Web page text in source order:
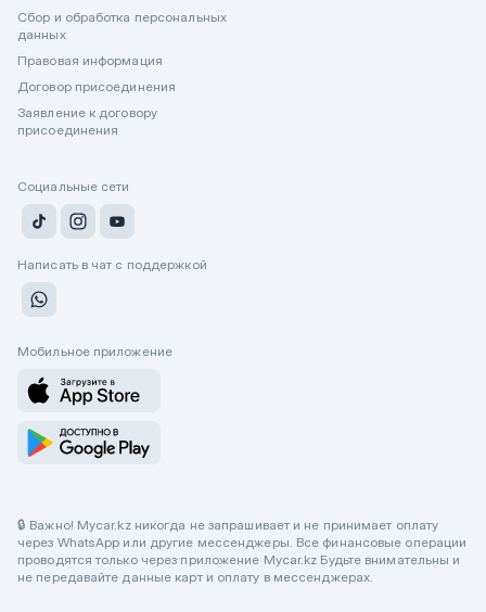
Сбор и обработка персональных
данных
Правовая информация
Договор присоединения
Заявление к договору
присоединения
Социальные сети
Написать в чат с поддержкой
Мобильное приложение
🔒 Важно! Mycar.kz никогда не запрашивает и не принимает оплату
через WhatsApp или другие мессенджеры. Все финансовые операции
проводятся только через приложение Mycar.kz Будьте внимательны и
не передавайте данные карт и оплату в мессенджерах.